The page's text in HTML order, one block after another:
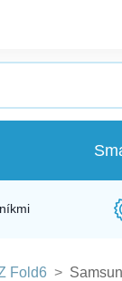
Fold6 >